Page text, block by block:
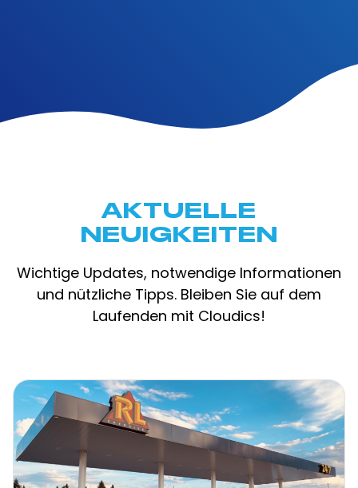
AKTUELLE
NEUIGKEITEN
Wichtige Updates, notwendige Informationen
und nützliche Tipps. Bleiben Sie auf dem
Laufenden mit Cloudics!